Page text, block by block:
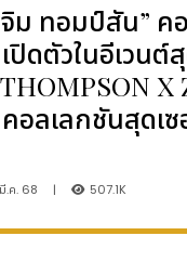
ม ทอมป์สัน” ค
ปิดตัวในอีเวนต์
X
อลเลกชันสุดเซ
.ค. 68 | 507.1K